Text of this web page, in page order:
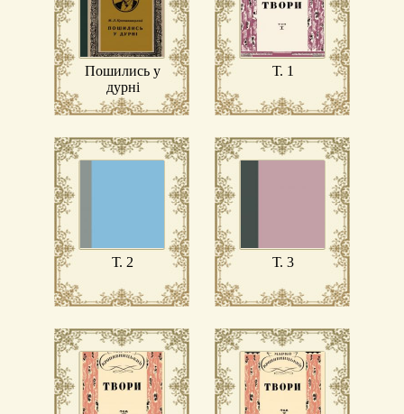
Пошились у
дурні
Т. 1
Т. 2 Т. 3